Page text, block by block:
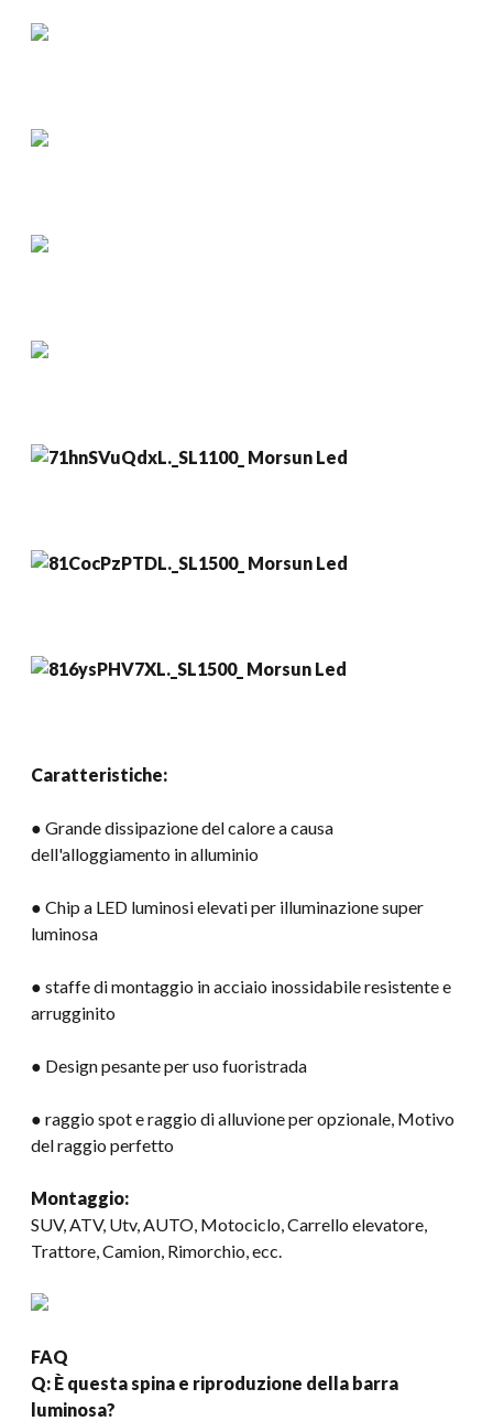
Caratteristiche:
● Grande dissipazione del calore a causa
dell'alloggiamento in alluminio
● Chip a LED luminosi elevati per illuminazione super
luminosa
● staffe di montaggio in acciaio inossidabile resistente e
arrugginito
● Design pesante per uso fuoristrada
● raggio spot e raggio di alluvione per opzionale, Motivo
del raggio perfetto
Montaggio:
SUV, ATV, Utv, AUTO, Motociclo, Carrello elevatore,
Trattore, Camion, Rimorchio, ecc.
FAQ
Q: È questa spina e riproduzione della barra
luminosa?